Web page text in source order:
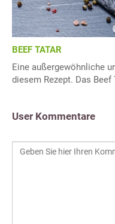
BEEF TATAR
Eine außergewöhnliche
diesem Rezept. Das
User Kommentare